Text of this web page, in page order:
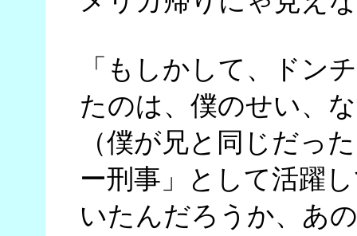
「もしかして、ドン
たのは、僕のせい、
（僕が兄と同じだっ
ー刑事」として活躍
いたんだろうか、あ